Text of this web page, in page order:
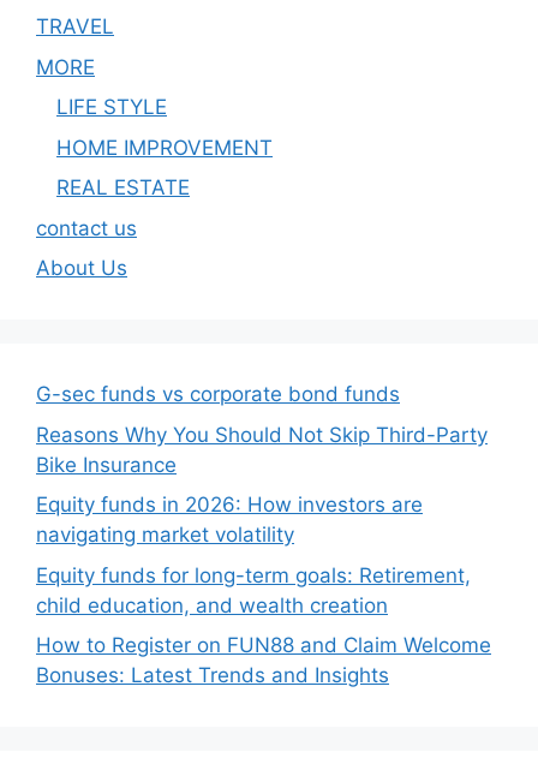
TRAVEL
MORE
LIFE STYLE
HOME IMPROVEMENT
REAL ESTATE
contact us
About Us
G-sec funds vs corporate bond funds
Reasons Why You Should Not Skip Third-Party
Bike Insurance
Equity funds in 2026: How investors are
navigating market volatility
Equity funds for long-term goals: Retirement,
child education, and wealth creation
How to Register on FUN88 and Claim Welcome
Bonuses: Latest Trends and Insights